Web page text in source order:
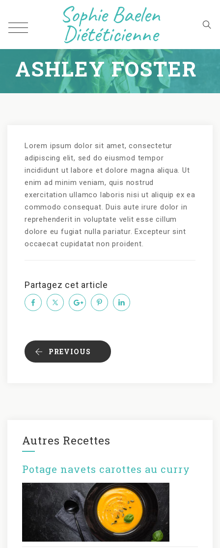
Sophie Baelen
Diététicienne
ASHLEY FOSTER
Lorem ipsum dolor sit amet, consectetur
adipiscing elit, sed do eiusmod tempor
incididunt ut labore et dolore magna aliqua. Ut
enim ad minim veniam, quis nostrud
exercitation ullamco laboris nisi ut aliquip ex ea
commodo consequat. Duis aute irure dolor in
reprehenderit in voluptate velit esse cillum
dolore eu fugiat nulla pariatur. Excepteur sint
occaecat cupidatat non proident.
Partagez cet article
PREVIOUS
Autres Recettes
Potage navets carottes au curry